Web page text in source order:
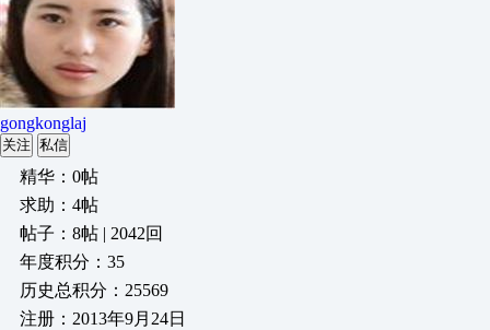
gongkonglaj
关注 私信
精华：0帖
求助：4帖
帖子：8帖 | 2042回
年度积分：35
历史总积分：25569
注册：2013年9月24日